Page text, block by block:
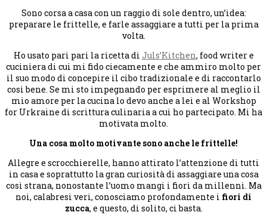
Sono corsa a casa con un raggio di sole dentro, un’idea:
preparare le frittelle, e farle assaggiare a tutti per la prima
volta.
Ho usato pari pari la ricetta di Juls’Kitchen, food writer e
cuciniera di cui mi fido ciecamente e che ammiro molto per
il suo modo di concepire il cibo tradizionale e di raccontarlo
così bene. Se mi sto impegnando per esprimere al meglio il
mio amore per la cucina lo devo anche a lei e al Workshop
for Urkraine di scrittura culinaria a cui ho partecipato. Mi ha
motivata molto.
Una cosa molto motivante sono anche le frittelle!
Allegre e scrocchierelle, hanno attirato l’attenzione di tutti
in casa e soprattutto la gran curiosità di assaggiare una cosa
così strana, nonostante l’uomo mangi i fiori da millenni. Ma
noi, calabresi veri, conosciamo profondamente i fiori di
zucca, e questo, di solito, ci basta.